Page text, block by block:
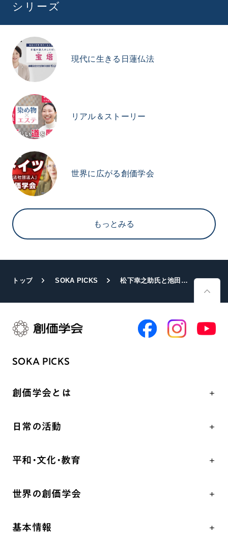
シリーズ
現代に生きる日蓮仏法
リアル＆ストーリー
世界に広がる創価学会
もっとみる
トップ SOKA PICKS 松下幸之助氏と池田大作先生の対談集『人生問答』
SOKA PICKS
創価学会とは
祈り
聖典
釈尊～法華経
日常の活動
座談会
仏法を語る
平和・文化・教育
「人権文化」「ジェンダー平等」を促進
世界の創価学会
基本情報